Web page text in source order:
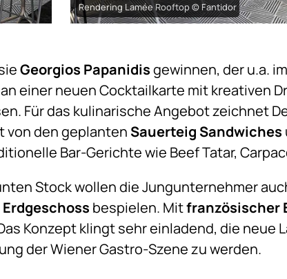
Rendering Lamée Rooftop © Fantidor
Georgios Papanidisgewinnen, der u.a.
einer neuen Cocktailkarte mit kreativen
Für das kulinarische Angebot zeichnet
von den geplanten Sauerteig Sandwiches
Bar-Gerichte wie Beef Tatar,
Stock wollen die Jungunternehmer
bespielen. Mitfranzösischer
Konzept klingt sehr einladend, die neue
der Wiener Gastro-Szene zu werden.